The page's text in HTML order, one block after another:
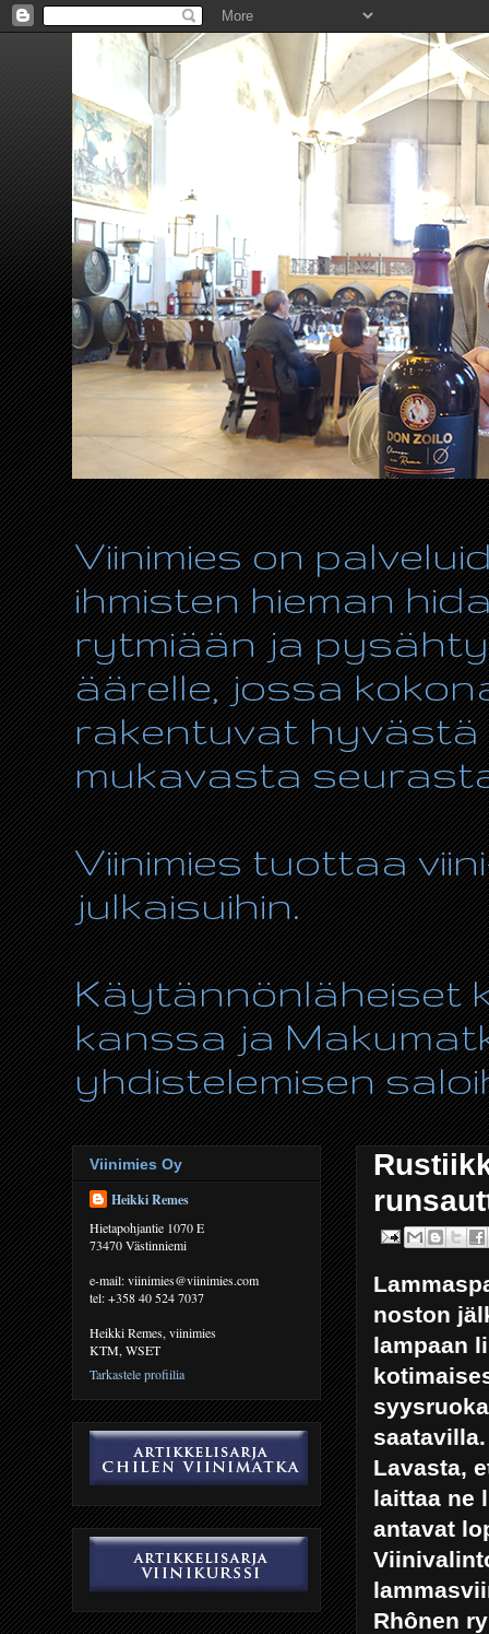
Viinimies on
ihmisten hieman
rytmiään ja
äärelle, jossa
rakentuvat hyvästä
mukavasta
Viinimies tuottaa
julkaisuihin.
Käytännönläheiset
kanssa ja
yhdistelemisen
noston
lampaan
Lavasta,
laittaa ne
antavat
Rhônen
Viinimies Oy
Heikki Remes
Hietapohjantie 1070 E
73470 Västinniemi
e-mail: viinimies@viinimies.com
tel: +358 40 524 7037
Heikki Remes, viinimies
KTM, WSET
Tarkastele profiilia